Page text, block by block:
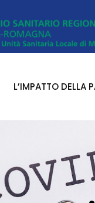
L’IMPATTO DELLA